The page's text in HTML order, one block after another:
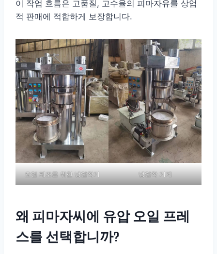
이 작업 흐름은 고품질, 고수율의 피마자유를 상업
적 판매에 적합하게 보장합니다.
오일 제조를 위한 냉압착기 냉압착 기계
왜 피마자씨에 유압 오일 프레
스를 선택합니까?